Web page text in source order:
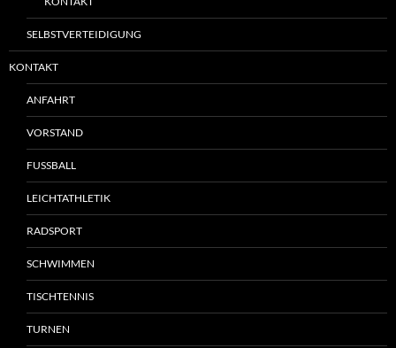
SELBSTVERTEIDIGUNG
KONTAKT
ANFAHRT
VORSTAND
FUSSBALL
LEICHTATHLETIK
RADSPORT
SCHWIMMEN
TISCHTENNIS
TURNEN